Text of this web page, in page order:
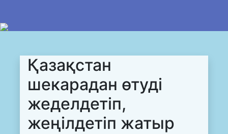
Қазақстан
шекарадан өтуді
жеделдетіп,
жеңілдетіп жатыр